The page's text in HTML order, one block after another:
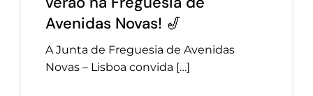
Avenidas Novas! 🎷
A Junta de Freguesia de Avenidas
Novas – Lisboa convida […]